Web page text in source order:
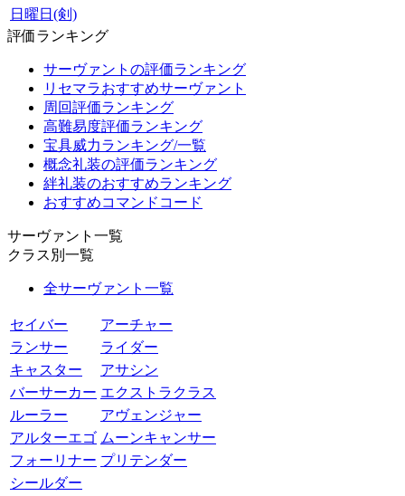
日曜日(剣)
評価ランキング
サーヴァントの評価ランキング
リセマラおすすめサーヴァント
周回評価ランキング
高難易度評価ランキング
宝具威力ランキング/一覧
概念礼装の評価ランキング
絆礼装のおすすめランキング
おすすめコマンドコード
サーヴァント一覧
クラス別一覧
全サーヴァント一覧
セイバー
アーチャー
ランサー
ライダー
キャスター
アサシン
バーサーカー エクストラクラス
ルーラー
アヴェンジャー
アルターエゴ ムーンキャンサー
フォーリナー プリテンダー
シールダー